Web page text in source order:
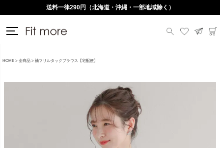
送料一律290円（北海道・沖縄・一部地域除く）
HOME 全商品 袖フリルタックブラウス【宅配便】